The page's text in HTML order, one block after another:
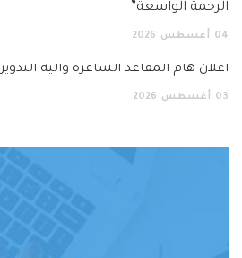
الرحمة الواسعة”
04 أغسطس 2026
اعلان هام المقاعد الشاغرة وآلية التدوير
03 أغسطس 2026